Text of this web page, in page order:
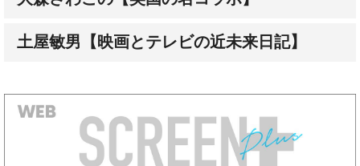
土屋敏男【映画とテレビの近未来日記】